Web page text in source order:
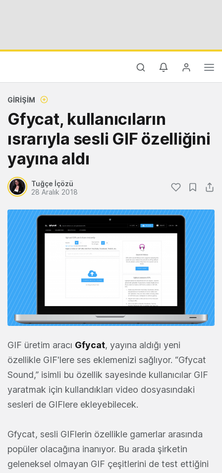
GIRIŞIM
Gfycat, kullanıcıların
ısrarıyla sesli GIF özelliğini
yayına aldı
Tuğçe İçözü
28 Aralık 2018
GIF üretim aracı Gfycat, yayına aldığı yeni
özellikle GIF'lere ses eklemenizi sağlıyor. “Gfycat
Sound,” isimli bu özellik sayesinde kullanıcılar GIF
yaratmak için kullandıkları video dosyasındaki
sesleri de GIFlere ekleyebilecek.
Gfycat, sesli GIFlerin özellikle gamerlar arasında
popüler olacağına inanıyor. Bu arada şirketin
geleneksel olmayan GIF çeşitlerini de test ettiğini